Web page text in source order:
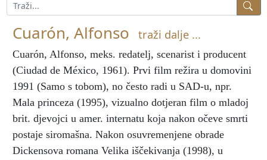
Cuarón, Alfonso traži dalje ...
Cuarón, Alfonso, meks. redatelj, scenarist i producent
(Ciudad de México, 1961). Prvi film režira u domovini
1991 (Samo s tobom), no često radi u SAD-u, npr.
Mala princeza (1995), vizualno dotjeran film o mladoj
brit. djevojci u amer. internatu koja nakon očeve smrti
postaje siromašna. Nakon osuvremenjene obrade
Dickensova romana Velika iščekivanja (1998), u